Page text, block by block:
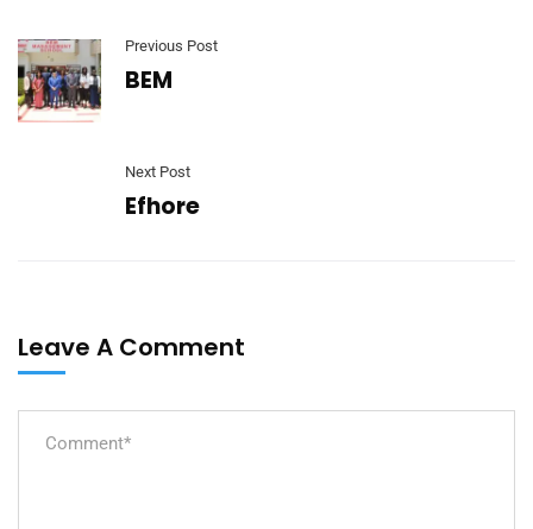
Previous Post
BEM
Next Post
Efhore
Leave A Comment